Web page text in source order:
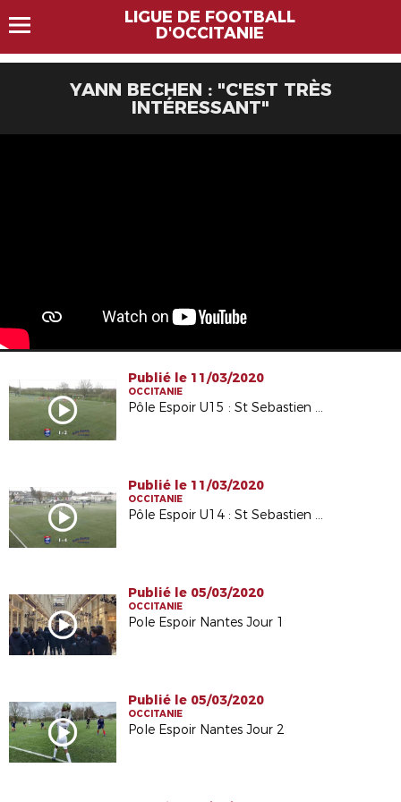
LIGUE DE FOOTBALL
D'OCCITANIE
YANN BECHEN : "C'EST TRÈS
INTÉRESSANT"
Publié le 11/03/2020
OCCITANIE
Pôle Espoir U15 : St Sebastien Loire / Castelmaurou (Mars 2020)
Publié le 11/03/2020
OCCITANIE
Pôle Espoir U14 : St Sebastien Loire / Castelmaurou (Mars 2020)
Publié le 05/03/2020
OCCITANIE
Pole Espoir Nantes Jour 1
Publié le 05/03/2020
OCCITANIE
Pole Espoir Nantes Jour 2